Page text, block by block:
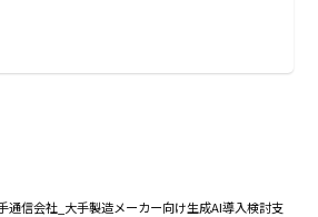
通信会社_大手製造メーカー向け生成AI導入検討支